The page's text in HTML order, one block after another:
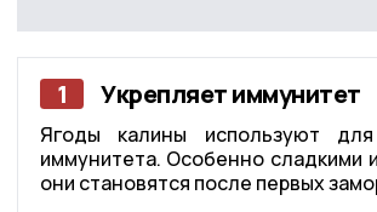
1 Укрепляет иммунитет
Ягоды калины используют для
иммунитета. Особенно сладкими
они становятся после первых